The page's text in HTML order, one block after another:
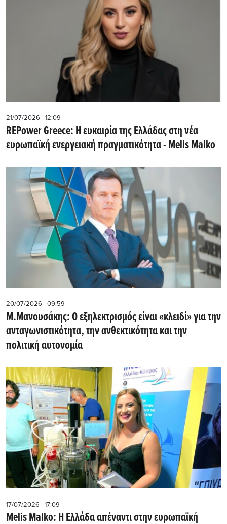
21/07/2026 - 12:09
REPower Greece: Η ευκαιρία της Ελλάδας στη νέα
ευρωπαϊκή ενεργειακή πραγματικότητα - Μelis Malko
20/07/2026 - 09:59
M.Μανουσάκης: Ο εξηλεκτρισμός είναι «κλειδί» για την
ανταγωνιστικότητα, την ανθεκτικότητα και την
πολιτική αυτονομία
17/07/2026 - 17:09
Melis Malko: Η Ελλάδα απέναντι στην ευρωπαϊκή